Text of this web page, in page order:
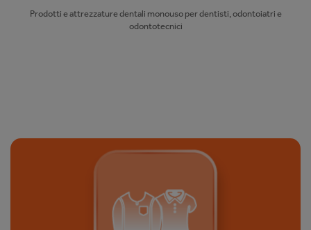
Prodotti e attrezzature dentali monouso per dentisti, odontoiatri e
odontotecnici